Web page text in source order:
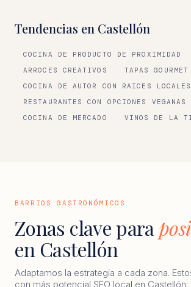
Tendencias en Castellón
COCINA DE PRODUCTO DE PROXIMIDAD
ARROCES CREATIVOS
TAPAS GOURMET
COCINA DE AUTOR CON RAICES LOCALES
RESTAURANTES CON OPCIONES VEGANAS
COCINA DE MERCADO
VINOS DE LA
BARRIOS GASTRONÓMICOS
Zonas clave para
en Castellón
Adaptamos la estrategia a cada zona.
con más potencial SEO local en Castellón: